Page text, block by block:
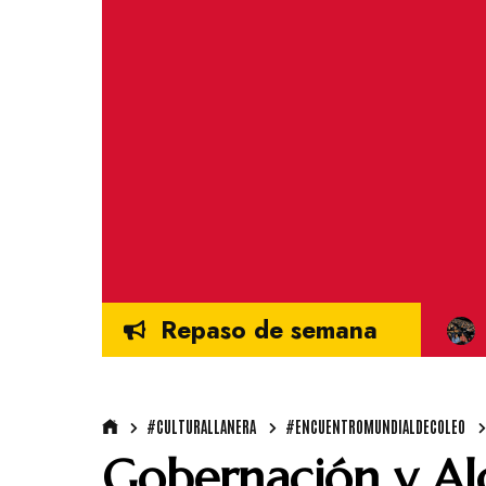
Repaso de semana
#CULTURALLANERA #ENCUENTROMUNDIALDECOLEO